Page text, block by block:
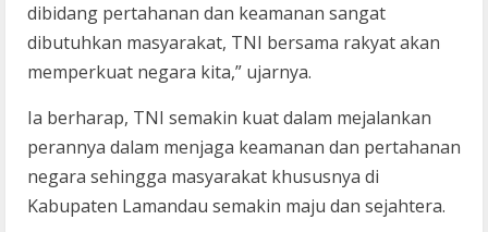
dibidang pertahanan dan keamanan sangat
dibutuhkan masyarakat, TNI bersama rakyat akan
memperkuat negara kita,” ujarnya.
Ia berharap, TNI semakin kuat dalam mejalankan
perannya dalam menjaga keamanan dan pertahanan
negara sehingga masyarakat khususnya di
Kabupaten Lamandau semakin maju dan sejahtera.